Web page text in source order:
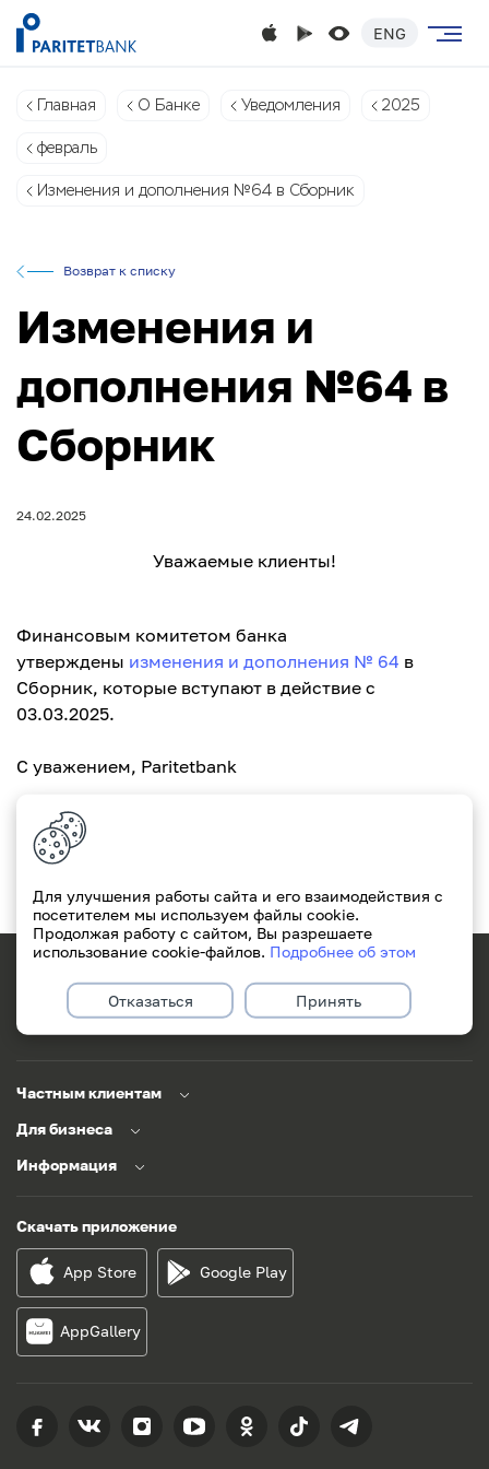
ENG
Главная О Банке Уведомления 2025
февраль
Изменения и дополнения №64 в Сборник
Возврат к списку
Изменения и
дополнения №64 в
Сборник
24.02.2025
Уважаемые клиенты!
Финансовым комитетом банка
утверждены изменения и дополнения № 64 в
Сборник, которые вступают в действие с
03.03.2025.
С уважением, Paritetbank
171 +375(29)311-49-49
Заказать звонок Задать вопрос
Частным клиентам
Для бизнеса
Информация
Скачать приложение
App Store Google Play
AppGallery
Для улучшения работы сайта и его взаимодействия с
посетителем мы используем файлы cookie.
Продолжая работу с сайтом, Вы разрешаете
использование cookie-файлов. Подробнее об этом
Отказаться Принять